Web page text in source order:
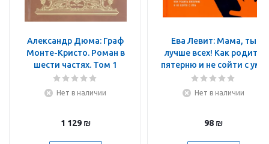
Александр Дюма: Граф
Монте-Кристо. Роман в
шести частях. Том 1
Нет в наличии
1 129₪
Ева Левит: Мама, ты
лучше всех! Как родить
пятерню и не сойти с ума
Нет в наличии
98 ₪